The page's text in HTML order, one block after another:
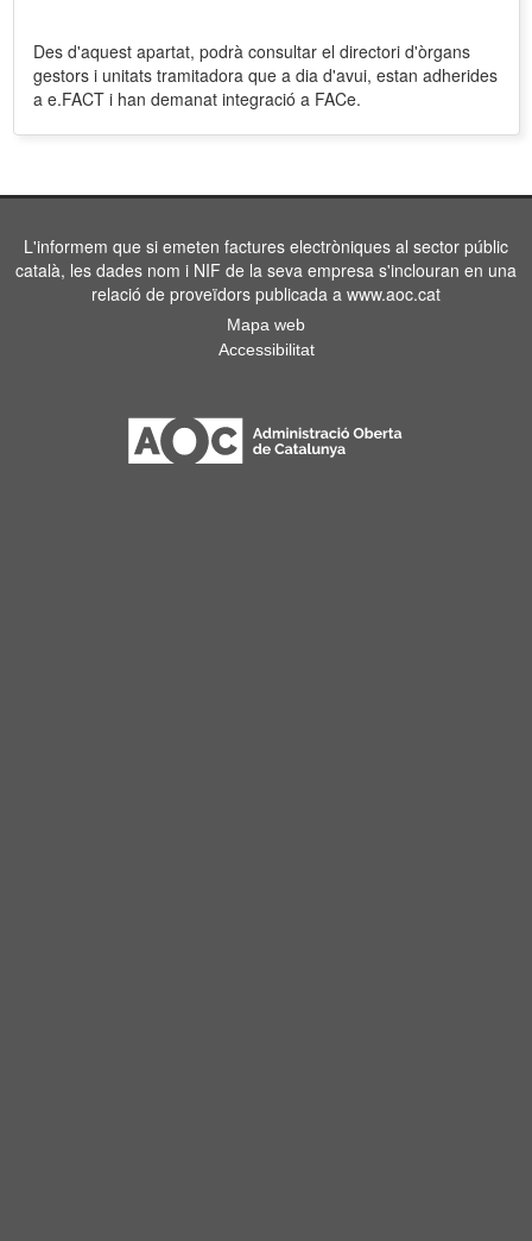
Des d'aquest apartat, podrà consultar el directori d'òrgans
gestors i unitats tramitadora que a dia d'avui, estan adherides
a e.FACT i han demanat integració a FACe.
L'informem que si emeten factures electròniques al sector públic
català, les dades nom i NIF de la seva empresa s'inclouran en una
relació de proveïdors publicada a www.aoc.cat
Mapa web
Accessibilitat